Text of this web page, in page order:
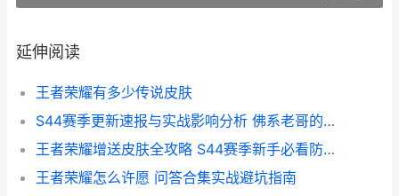
延伸阅读
王者荣耀有多少传说皮肤
S44赛季更新速报与实战影响分析 佛系老哥的懒人包
王者荣耀增送皮肤全攻略 S44赛季新手必看防坑指南
王者荣耀怎么许愿 问答合集实战避坑指南